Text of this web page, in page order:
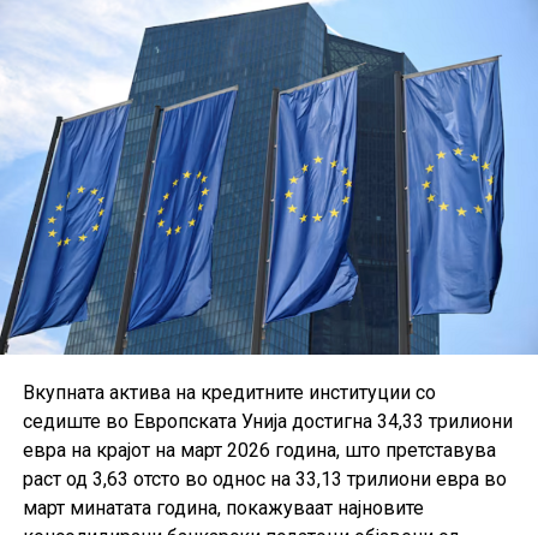
Вкупната актива на кредитните институции со
седиште во Европската Унија достигна 34,33 трилиони
евра на крајот на март 2026 година, што претставува
раст од 3,63 отсто во однос на 33,13 трилиони евра во
март минатата година, покажуваат најновите